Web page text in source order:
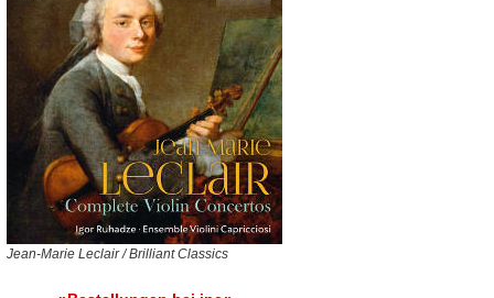
Jean-Marie Leclair / Brilliant Classics